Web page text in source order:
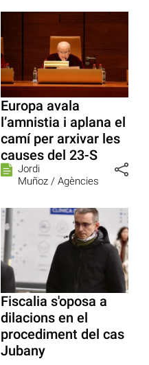
Europa avala
l’amnistia i aplana el
camí per arxivar les
causes del 23-S
Jordi
Muñoz / Agències
Fiscalia s'oposa a
dilacions en el
procediment del cas
Jubany